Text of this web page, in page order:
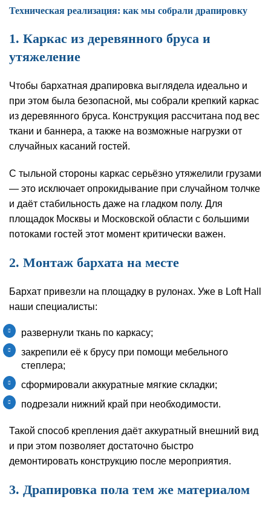
Техническая реализация: как мы собрали драпировку
1. Каркас из деревянного бруса и
утяжеление
Чтобы бархатная драпировка выглядела идеально и
при этом была безопасной, мы собрали крепкий каркас
из деревянного бруса. Конструкция рассчитана под вес
ткани и баннера, а также на возможные нагрузки от
случайных касаний гостей.
С тыльной стороны каркас серьёзно утяжелили грузами
— это исключает опрокидывание при случайном толчке
и даёт стабильность даже на гладком полу. Для
площадок Москвы и Московской области с большими
потоками гостей этот момент критически важен.
2. Монтаж бархата на месте
Бархат привезли на площадку в рулонах. Уже в Loft Hall
наши специалисты:
развернули ткань по каркасу;
закрепили её к брусу при помощи мебельного
степлера;
сформировали аккуратные мягкие складки;
подрезали нижний край при необходимости.
Такой способ крепления даёт аккуратный внешний вид
и при этом позволяет достаточно быстро
демонтировать конструкцию после мероприятия.
3. Драпировка пола тем же материалом